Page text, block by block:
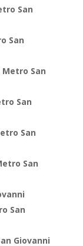
San
San
Metro San
San
San
San
San
Giovanni